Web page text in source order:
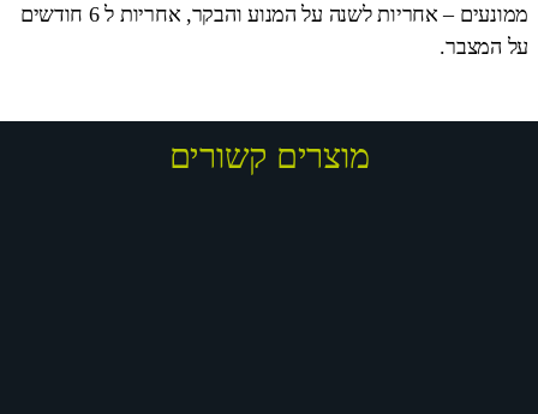
ממונעים – אחריות לשנה על המנוע והבקר, אחריות ל 6 חודשים
על המצבר.
מוצרים קשורים